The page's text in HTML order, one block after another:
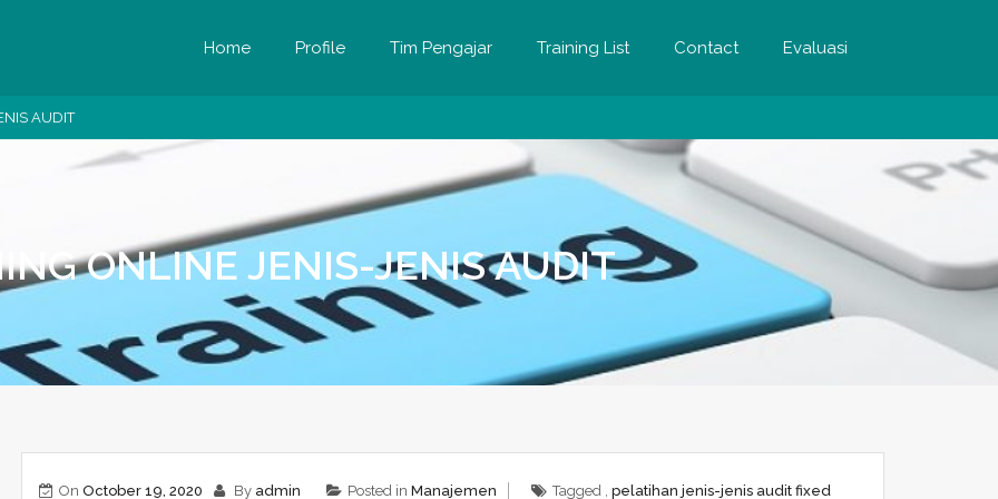
Home Profile Tim Pengajar Training List Contact Evaluasi
AUDIT
ONLINE JENIS-JENIS AUDIT
On October 19, 2020 By admin Posted in Manajemen Tagged , pelatihan jenis-jenis audit fixed